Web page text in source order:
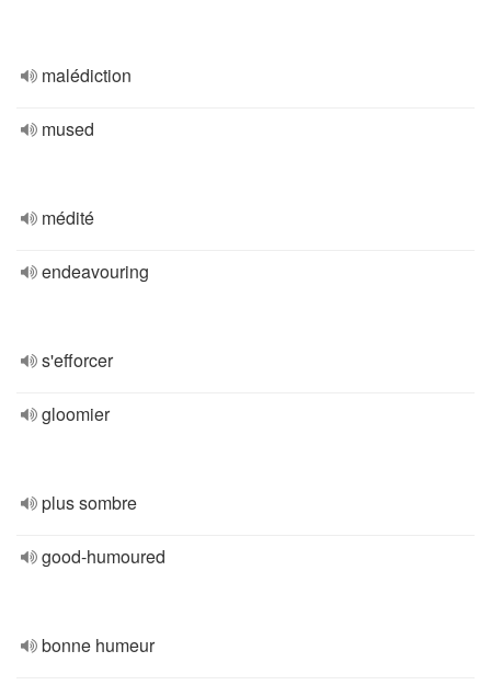
malédiction
mused
médité
endeavouring
s'efforcer
gloomier
plus sombre
good-humoured
bonne humeur